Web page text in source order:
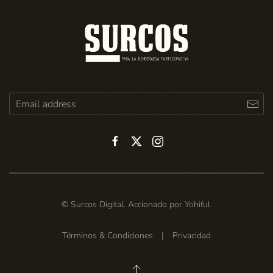
© Surcos Digital. Accionado por Yohiful.
Términos & Condiciones | Privacidad